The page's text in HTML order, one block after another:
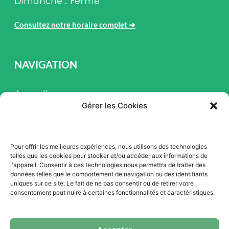
Gérer les Cookies
Pour offrir les meilleures expériences, nous utilisons des technologies
telles que les cookies pour stocker et/ou accéder aux informations de
l'appareil. Consentir à ces technologies nous permettra de traiter des
données telles que le comportement de navigation ou des identifiants
uniques sur ce site. Le fait de ne pas consentir ou de retirer votre
consentement peut nuire à certaines fonctionnalités et caractéristiques.
Consultez notre horaire complet ➜
NAVIGATION
Accueil
Promotion
Blogue
Nous contacter